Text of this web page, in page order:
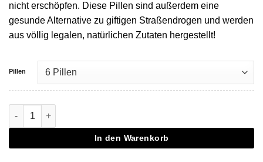
nicht erschöpfen. Diese Pillen sind außerdem eine
gesunde Alternative zu giftigen Straßendrogen und werden
aus völlig legalen, natürlichen Zutaten hergestellt!
Pillen
XTCY Partypills Menge
In den Warenkorb